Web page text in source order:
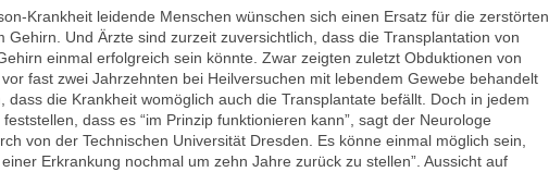
Krankheit leidende Menschen wünschen sich einen Ersatz für die zerstörten
Gehirn. Und Ärzte sind zurzeit zuversichtlich, dass die Transplantation von
einmal erfolgreich sein könnte. Zwar zeigten zuletzt Obduktionen von
fast zwei Jahrzehnten bei Heilversuchen mit lebendem Gewebe behandelt
dass die Krankheit womöglich auch die Transplantate befällt. Doch in jedem
dass es “im Prinzip funktionieren kann”, sagt der Neurologe
von der Technischen Universität Dresden. Es könne einmal möglich sein,
Erkrankung nochmal um zehn Jahre zurück zu stellen”. Aussicht auf